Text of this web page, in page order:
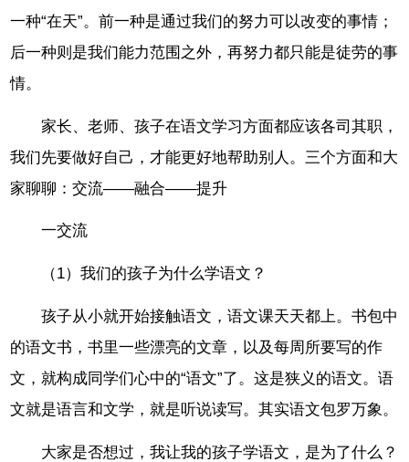
一种“在天”。前一种是通过我们的努力可以改变的事情；
后一种则是我们能力范围之外，再努力都只能是徒劳的事
情。
家长、老师、孩子在语文学习方面都应该各司其职，
我们先要做好自己，才能更好地帮助别人。三个方面和大
家聊聊：交流——融合——提升
一交流
（1）我们的孩子为什么学语文？
孩子从小就开始接触语文，语文课天天都上。书包中
的语文书，书里一些漂亮的文章，以及每周所要写的作
文，就构成同学们心中的“语文”了。这是狭义的语文。语
文就是语言和文学，就是听说读写。其实语文包罗万象。
大家是否想过，我让我的孩子学语文，是为了什么？